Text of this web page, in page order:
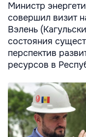
Министр
совершил визит
Вэлень
состояния
перспектив
ресурсов в